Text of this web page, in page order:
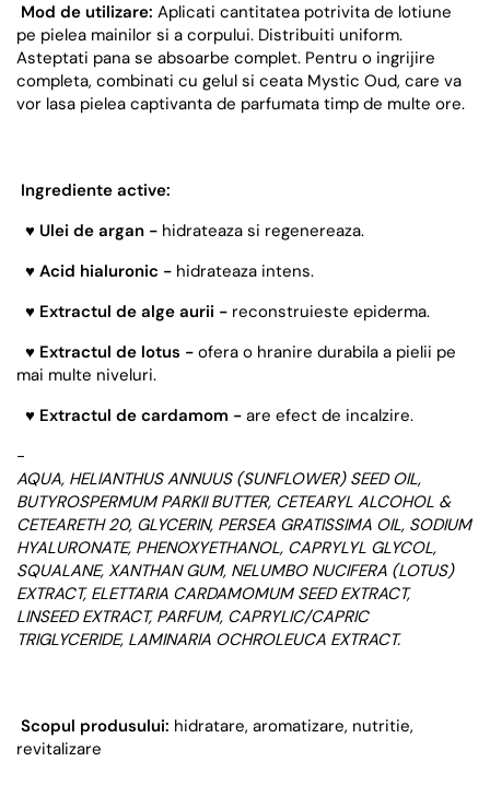
Mod de utilizare: Aplicati cantitatea potrivita de lotiune
pe pielea mainilor si a corpului. Distribuiti uniform.
Asteptati pana se absoarbe complet. Pentru o ingrijire
completa, combinati cu gelul si ceata Mystic Oud, care va
vor lasa pielea captivanta de parfumata timp de multe ore.
Ingrediente active:
♥ Ulei de argan - hidrateaza si regenereaza.
♥ Acid hialuronic - hidrateaza intens.
♥ Extractul de alge aurii - reconstruieste epiderma.
♥ Extractul de lotus - ofera o hranire durabila a pielii pe
mai multe niveluri.
♥ Extractul de cardamom - are efect de incalzire.
-
AQUA, HELIANTHUS ANNUUS (SUNFLOWER) SEED OIL,
BUTYROSPERMUM PARKII BUTTER, CETEARYL ALCOHOL &
CETEARETH 20, GLYCERIN, PERSEA GRATISSIMA OIL, SODIUM
HYALURONATE, PHENOXYETHANOL, CAPRYLYL GLYCOL,
SQUALANE, XANTHAN GUM, NELUMBO NUCIFERA (LOTUS)
EXTRACT, ELETTARIA CARDAMOMUM SEED EXTRACT,
LINSEED EXTRACT, PARFUM, CAPRYLIC/CAPRIC
TRIGLYCERIDE, LAMINARIA OCHROLEUCA EXTRACT.
Scopul produsului: hidratare, aromatizare, nutritie,
revitalizare